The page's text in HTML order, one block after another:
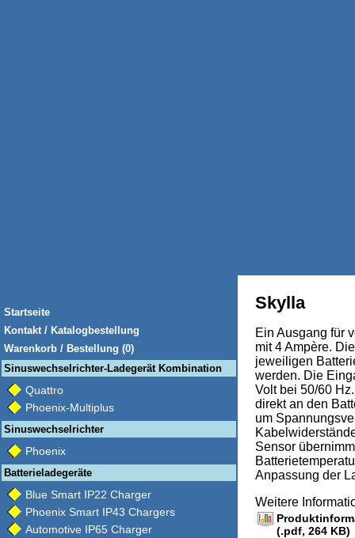
Startseite
Kontakt / Katalogbestellung
Warenkorb / Bestellung (0)
Sinuswechselrichter-Ladegerät Kombination
Quattro
Phoenix-Multiplus
Sinuswechselrichter
Phoenix
Batterieladegeräte
Blue Smart IP22 Charger
Phoenix Smart IP43 Chargers
Automotive IP65 Charger
Skylla
Ein Ausgang für
mit 4 Ampère.
jeweiligen
werden. Die
Volt bei 50/60
direkt an den
um
Sensor
Anpassung der
Weitere
(.pdf, 264 KB)